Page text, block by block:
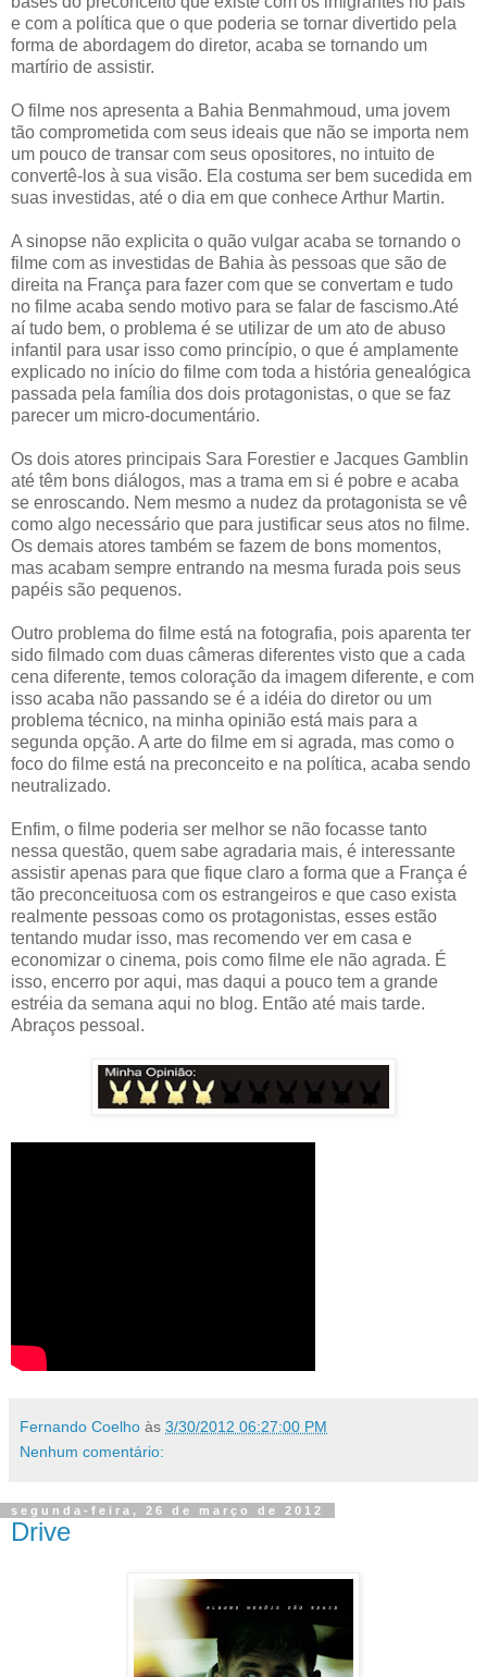
e com a política que o que poderia se tornar divertido pela
forma de abordagem do diretor, acaba se tornando um
martírio de assistir.
O filme nos apresenta a Bahia Benmahmoud, uma jovem
tão comprometida com seus ideais que não se importa nem
um pouco de transar com seus opositores, no intuito de
convertê-los à sua visão. Ela costuma ser bem sucedida em
suas investidas, até o dia em que conhece Arthur Martin.
A sinopse não explicita o quão vulgar acaba se tornando o
filme com as investidas de Bahia às pessoas que são de
direita na França para fazer com que se convertam e tudo
no filme acaba sendo motivo para se falar de fascismo.Até
aí tudo bem, o problema é se utilizar de um ato de abuso
infantil para usar isso como princípio, o que é amplamente
explicado no início do filme com toda a história genealógica
passada pela família dos dois protagonistas, o que se faz
parecer um micro-documentário.
Os dois atores principais Sara Forestier e Jacques Gamblin
até têm bons diálogos, mas a trama em si é pobre e acaba
se enroscando. Nem mesmo a nudez da protagonista se vê
como algo necessário que para justificar seus atos no filme.
Os demais atores também se fazem de bons momentos,
mas acabam sempre entrando na mesma furada pois seus
papéis são pequenos.
Outro problema do filme está na fotografia, pois aparenta ter
sido filmado com duas câmeras diferentes visto que a cada
cena diferente, temos coloração da imagem diferente, e com
isso acaba não passando se é a idéia do diretor ou um
problema técnico, na minha opinião está mais para a
segunda opção. A arte do filme em si agrada, mas como o
foco do filme está na preconceito e na política, acaba sendo
neutralizado.
Enfim, o filme poderia ser melhor se não focasse tanto
nessa questão, quem sabe agradaria mais, é interessante
assistir apenas para que fique claro a forma que a França é
tão preconceituosa com os estrangeiros e que caso exista
realmente pessoas como os protagonistas, esses estão
tentando mudar isso, mas recomendo ver em casa e
economizar o cinema, pois como filme ele não agrada. É
isso, encerro por aqui, mas daqui a pouco tem a grande
estréia da semana aqui no blog. Então até mais tarde.
Abraços pessoal.
Fernando Coelho às 3/30/2012 06:27:00 PM
Nenhum comentário:
segunda-feira, 26 de março de 2012
Drive